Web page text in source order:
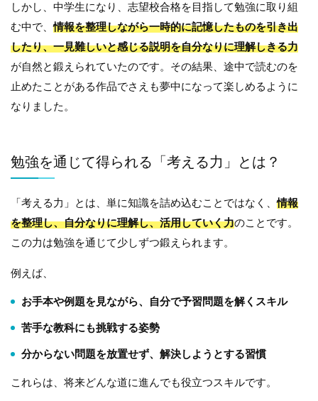
しかし、中学生になり、志望校合格を目指して勉強に取り組
む中で、情報を整理しながら一時的に記憶したものを引き出
したり、一見難しいと感じる説明を自分なりに理解しきる力
が自然と鍛えられていたのです。その結果、途中で読むのを
止めたことがある作品でさえも夢中になって楽しめるように
なりました。
勉強を通じて得られる「考える力」とは？
「考える力」とは、単に知識を詰め込むことではなく、情報
を整理し、自分なりに理解し、活用していく力のことです。
この力は勉強を通じて少しずつ鍛えられます。
例えば、
お手本や例題を見ながら、自分で予習問題を解くスキル
苦手な教科にも挑戦する姿勢
分からない問題を放置せず、解決しようとする習慣
これらは、将来どんな道に進んでも役立つスキルです。